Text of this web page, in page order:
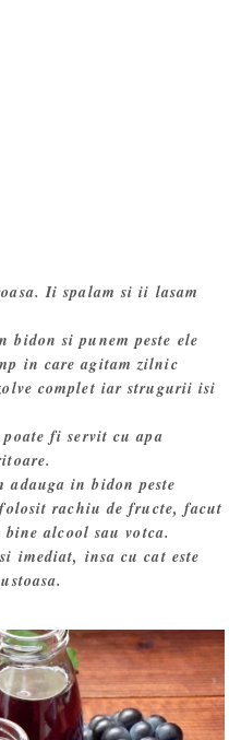
Ii spalam si ii lasam
bidon si punem peste ele
in care agitam zilnic
complet iar strugurii isi
fi servit cu apa
adauga in bidon peste
rachiu de fructe, facut
alcool sau votca.
imediat, insa cu cat este